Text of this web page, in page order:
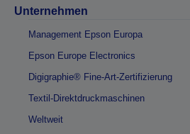
Unternehmen
Management Epson Europa
Epson Europe Electronics
Digigraphie® Fine-Art-Zertifizierung
Textil-Direktdruckmaschinen
Weltweit